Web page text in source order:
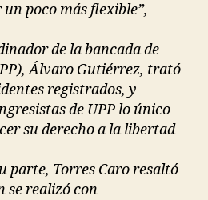
un poco más flexible”,
de la bancada de
Álvaro Gutiérrez, trató
registrados, y
de UPP lo único
su derecho a la libertad
parte, Torres Caro resaltó
se realizó con